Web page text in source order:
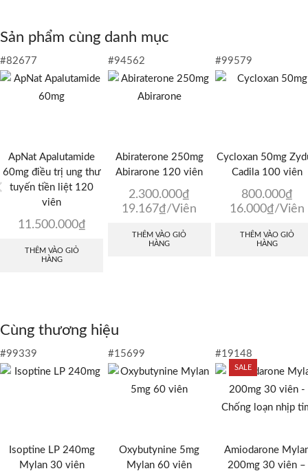
Sản phẩm cùng danh mục
#82677
ApNat Apalutamide
60mg điều trị ung thư
tuyến tiền liệt 120
viên
11.500.000₫
THÊM VÀO GIỎ
HÀNG
#94562
Abiraterone 250mg
Abirarone 120 viên
2.300.000₫
19.167₫/Viên
THÊM VÀO GIỎ
HÀNG
#99579
Cycloxan 50mg
Cadila 100 viên
800.000₫
16.000₫/Viên
THÊM VÀO GIỎ
HÀNG
Cùng thương hiệu
#99339
Isoptine LP 240mg
Mylan 30 viên
#15699
Oxybutynine 5mg
Mylan 60 viên
#19148
SALE
Amiodarone
200mg 30 viên –